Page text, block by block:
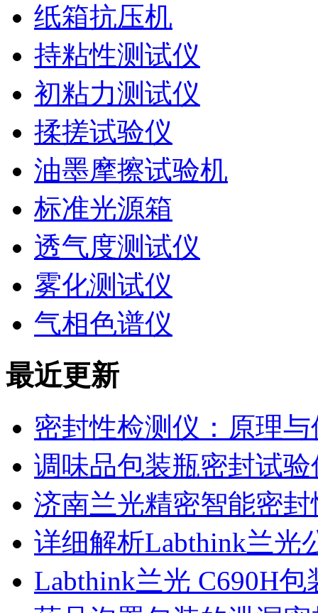
纸箱抗压机
持粘性测试仪
初粘力测试仪
揉搓试验仪
油墨摩擦试验机
标准光源箱
透气度测试仪
雾化测试仪
气相色谱仪
最近更新
密封性检测仪：原理
调味品包装瓶密封试
济南兰光精密智能密
详细解析Labthink兰光
Labthink兰光 C690H